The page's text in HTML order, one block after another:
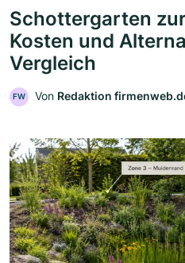
Schottergarten
Kosten und
Vergleich
FW Von Redaktion